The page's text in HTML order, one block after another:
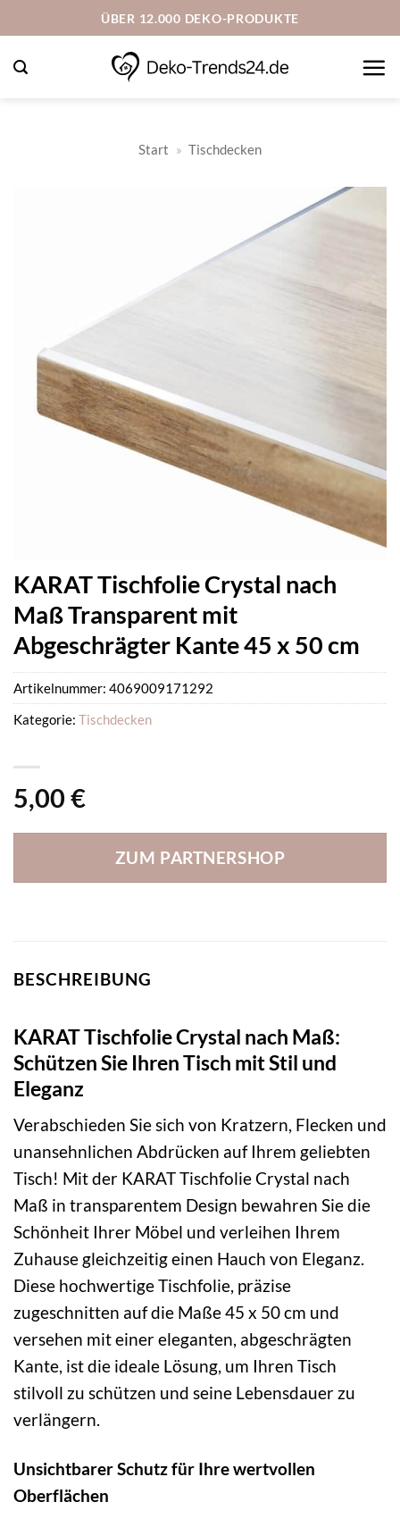
Inhalt
springen
ÜBER 12.000 DEKO-PRODUKTE
Start » Tischdecken
KARAT Tischfolie Crystal nach
Maß Transparent mit
Abgeschrägter Kante 45 x 50 cm
5,00 €
ZUM PARTNERSHOP
Artikelnummer: 4069009171292
Kategorie: Tischdecken
BESCHREIBUNG
KARAT Tischfolie Crystal nach Maß:
Schützen Sie Ihren Tisch mit Stil und
Eleganz
Verabschieden Sie sich von Kratzern, Flecken und
unansehnlichen Abdrücken auf Ihrem geliebten
Tisch! Mit der KARAT Tischfolie Crystal nach
Maß in transparentem Design bewahren Sie die
Schönheit Ihrer Möbel und verleihen Ihrem
Zuhause gleichzeitig einen Hauch von Eleganz.
Diese hochwertige Tischfolie, präzise
zugeschnitten auf die Maße 45 x 50 cm und
versehen mit einer eleganten, abgeschrägten
Kante, ist die ideale Lösung, um Ihren Tisch
stilvoll zu schützen und seine Lebensdauer zu
verlängern.
Unsichtbarer Schutz für Ihre wertvollen
Oberflächen